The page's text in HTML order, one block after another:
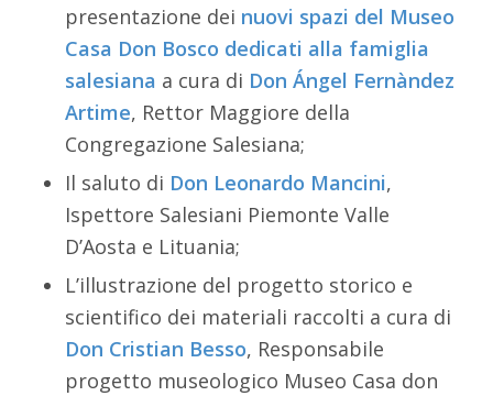
presentazione dei nuovi spazi del Museo
Casa Don Bosco dedicati alla famiglia
salesiana a cura di Don Ángel Fernàndez
Artime, Rettor Maggiore della
Congregazione Salesiana;
Il saluto di Don Leonardo Mancini,
Ispettore Salesiani Piemonte Valle
D’Aosta e Lituania;
L’illustrazione del progetto storico e
scientifico dei materiali raccolti a cura di
Don Cristian Besso, Responsabile
progetto museologico Museo Casa don